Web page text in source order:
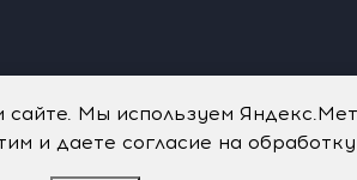
Мы используем
и даете согласие на